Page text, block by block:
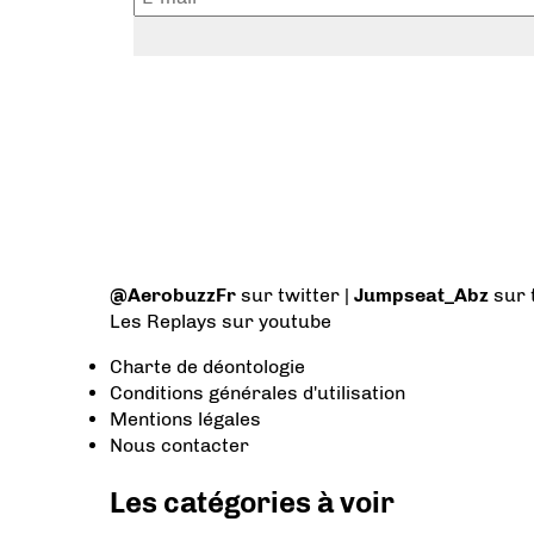
@AerobuzzFr sur twitter | Jumpseat_Abz sur
Les Replays sur youtube
Charte de déontologie
Conditions générales d'utilisation
Mentions légales
Nous contacter
Les catégories à voir